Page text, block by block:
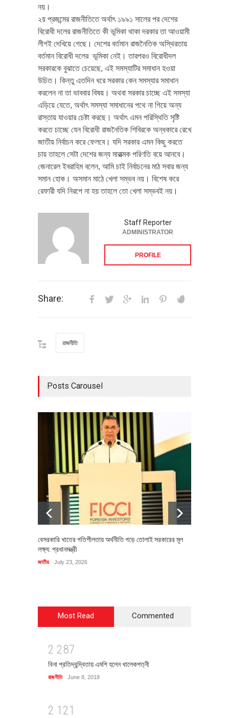
নয়।
২য় প্রজন্মের রাজনীতিতে অর্থাৎ ১৯৯১ সালের পর দেশের
বিরোধী দলের রাজনীতিতে কী ভূমিকা থাকা দরকার তা আওয়ামী
লীগই দেখিয়ে গেছে। দেশের বর্তমান রাজনৈতিক অস্থিরতায়
বর্তমান বিরোধী দলের ভূমিকা নেই। তারপরও বিরোধীদল
সরকারকে বুঝাতে চেয়েছে, এই সমস্যাটির সমাধান হওয়া
উচিত। কিন্তু এতদিন ধরে সরকার কেন সমস্যার সমাধান
করলেন না তা ভাববার বিষয়। অথবা সরকার চাচ্ছে এই সমস্যা
এড়িয়ে যেতে, অর্থাৎ সমস্যা সমাধানের পথে না গিয়ে অন্য
রাস্তায় যাওয়ার চেষ্টা করছে। অর্থাৎ এমন পরিস্থিতি সৃষ্টি
করতে চাচ্ছে যেন বিরোধী রাজনৈতিক শিবিরকে অন্ধকারে রেখে
জাতীয় নির্বাচন করে ফেলবে। যদি সরকার এমন কিছু করতে
চায় তাহলে সেটা দেশের জন্য মারাত্মক পরিণতি বয়ে আনবে।
জেনারেল ইবরাহিম বলেন, আমি চাই নির্বাচনের মাঠ সবার জন্য
সমান হোক। অসমান মাঠে খেলা সম্ভব নয়। বিশেষ করে
রেফারী যদি নিরপে না হয় তাহলে তো খেলা সম্ভবই নয়।
Staff Reporter
ADMINISTRATOR
PROFILE
Share:
রাজনীতি
Posts Carousel
বেসরকারি খাতের গতিশীলতায় অর্থনীতি গড়ে তোলাই সরকারের মূল
লক্ষ্য: প্রধানমন্ত্রী
জাতীয় July 23, 2026
Most Read Commented
2 287
বিনা প্রতিদ্বন্দ্বিতায় এমপি হলেন খালেকপত্নী
রাজনীতি June 8, 2018
2 1 21